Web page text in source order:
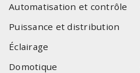
Automatisation et contrôle
Puissance et distribution
Éclairage
Domotique